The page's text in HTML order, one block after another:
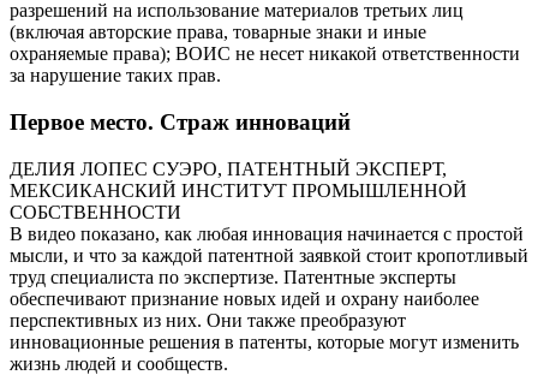
разрешений на использование материалов третьих лиц
(включая авторские права, товарные знаки и иные
охраняемые права); ВОИС не несет никакой ответственности
за нарушение таких прав.
Первое место. Страж инноваций
ДЕЛИЯ ЛОПЕС СУЭРО, ПАТЕНТНЫЙ ЭКСПЕРТ,
МЕКСИКАНСКИЙ ИНСТИТУТ ПРОМЫШЛЕННОЙ
СОБСТВЕННОСТИ
В видео показано, как любая инновация начинается с простой
мысли, и что за каждой патентной заявкой стоит кропотливый
труд специалиста по экспертизе. Патентные эксперты
обеспечивают признание новых идей и охрану наиболее
перспективных из них. Они также преобразуют
инновационные решения в патенты, которые могут изменить
жизнь людей и сообществ.